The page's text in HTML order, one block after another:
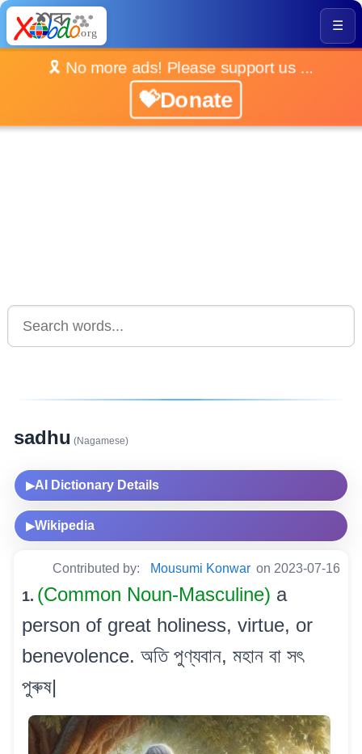
☰
🎗️ No more ads! Please support us ...
💝Donate
sadhu (Nagamese)
▶AI Dictionary Details
▶Wikipedia
Contributed by: Mousumi Konwar on 2023-07-16
1. (Common Noun-Masculine) a
person of great holiness, virtue, or
benevolence. অতি পুণ্যবান, মহান বা সৎ
পুৰুষ|